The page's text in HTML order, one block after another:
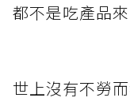
都不是吃產品
世上沒有不勞